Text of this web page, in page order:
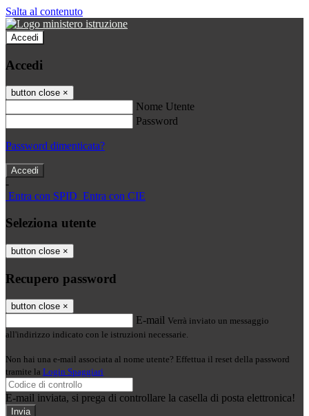
Salta al contenuto
Accedi
Accedi
button close ×
Nome Utente
Password
Password dimenticata?
-
Entra con SPID Entra con CIE
Seleziona utente
button close ×
Recupero password
button close ×
E-mail Verrà inviato un messaggio
all'indirizzo indicato con le istruzioni necessarie.
Non hai una e-mail associata al nome utente? Effettua il reset della password
tramite la Login Spaggiari
E-mail inviata, si prega di controllare la casella di posta elettronica!